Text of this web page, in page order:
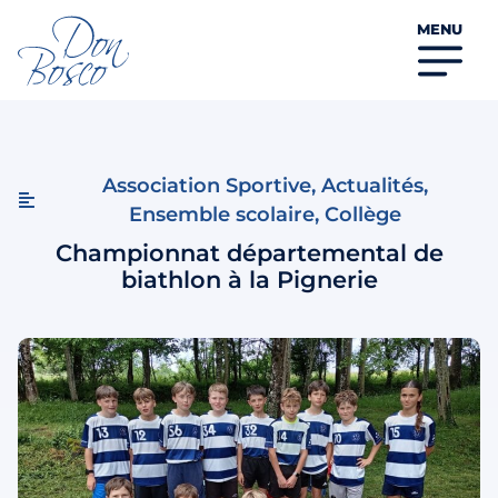
MENU
Association Sportive, Actualités,
Ensemble scolaire, Collège
Championnat départemental de
biathlon à la Pignerie